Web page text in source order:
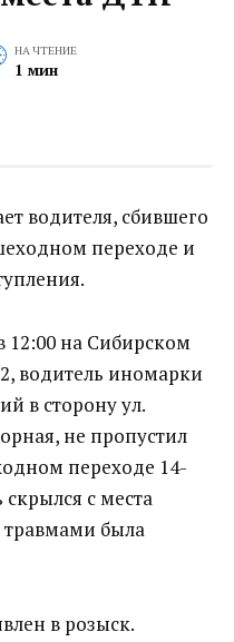
НА ЧТЕНИЕ
1 мин
водителя, сбившего
переходе и
на Сибирском
водитель иномарки
в сторону ул.
не пропустил
переходе 14-
с места
травмами была
в розыск.